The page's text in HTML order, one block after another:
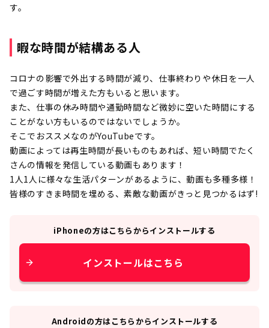
す。
暇な時間が結構ある人
コロナの影響で外出する時間が減り、仕事終わりや休日を一人
で過ごす時間が増えた方もいると思います。
また、仕事の休み時間や通勤時間など微妙に空いた時間にする
ことがない方もいるのではないでしょうか。
そこでおススメなのがYouTubeです。
動画によっては再生時間が長いものもあれば、短い時間でたく
さんの情報を発信している動画もあります！
1人1人に様々な生活パターンがあるように、動画も多種多様！
皆様のすきま時間を埋める、素敵な動画がきっと見つかるはず!
iPhoneの方はこちらからインストールする
インストールはこちら
Androidの方はこちらからインストールする